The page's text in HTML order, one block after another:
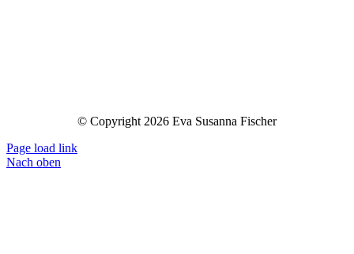
© Copyright 2026 Eva Susanna Fischer
Page load link
Nach oben